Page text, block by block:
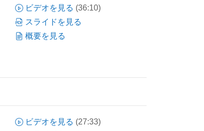
ビデオを見る (36:10)
スライドを見る
概要を見る
ビデオを見る (27:33)